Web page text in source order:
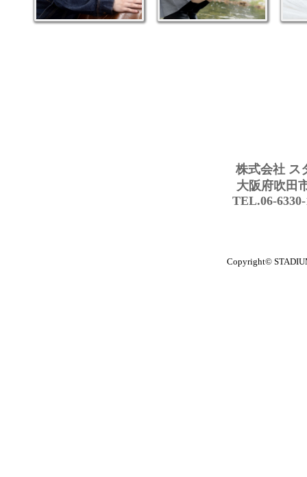
株式会社 ス
大阪府吹田
TEL.06-
Copyright©